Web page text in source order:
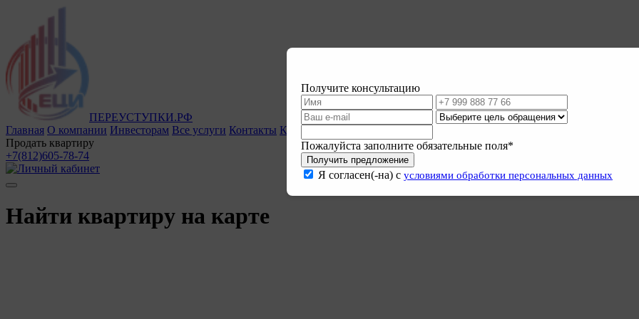
ПЕРЕУСТУПКИ.РФ
Главная О компании Инвесторам Все услуги Контакты Как купить
Продать квартиру
+7(812)605-78-74
Найти квартиру на карте
Получите консультацию
Пожалуйста заполните обязательные поля*
Получить предложение
Я согласен(-на) с условиями обработки персональных данных